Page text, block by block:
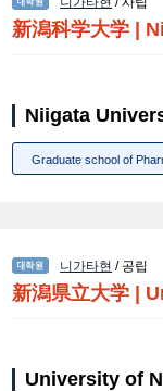
新潟科学大学 |
Niigata
Graduate school of
니가타현 / 공립
新潟県立大学 |
University of